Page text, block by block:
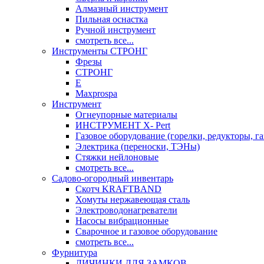
Алмазный инструмент
Пильная оснастка
Ручной инструмент
смотреть все...
Инструменты СТРОНГ
Фрезы
СТРОНГ
Е
Maxprospa
Инструмент
Огнеупорные материалы
ИНСТРУМЕНТ X- Pert
Газовое оборудование (горелки, редукторы,
Электрика (переноски, ТЭНы)
Стяжки нейлоновые
смотреть все...
Садово-огородный инвентарь
Скотч KRAFTBAND
Хомуты нержавеющая сталь
Электроводонагреватели
Насосы вибрационные
Сварочное и газовое оборудование
смотреть все...
Фурнитура